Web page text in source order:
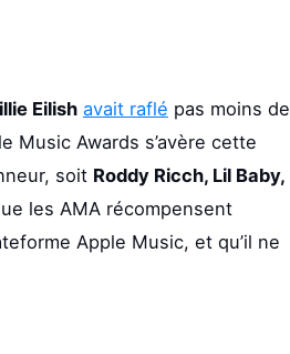
Eilish avait raflé pas moins de
Music Awards s’avère cette
soit Roddy Ricch, Lil Baby,
les AMA récompensent
Apple Music, et qu’il ne